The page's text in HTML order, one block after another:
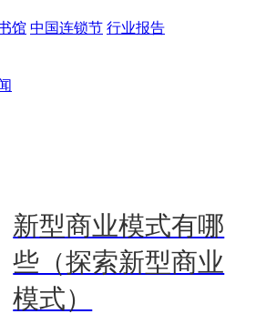
馆 中国连锁节 行业报告
新型商业模式有哪
些（探索新型商业
模式）